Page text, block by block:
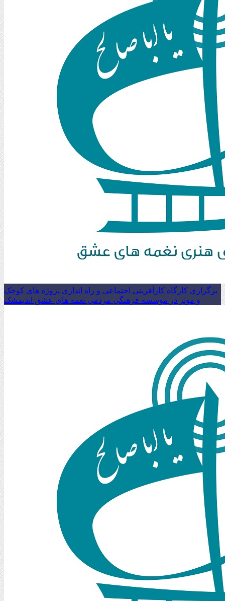
برگزاری کارگاه کارآفرینی اجتماعی و راه اندازی پروژه های کوچک
و موثر در موسسه فرهنگی مردمی نغمه های عشق اندیمشک